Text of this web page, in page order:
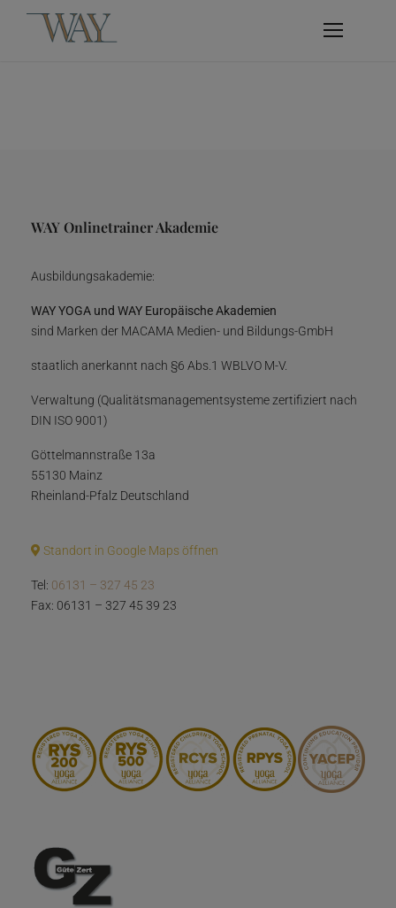
WAY Onlinetrainer Akademie
Ausbildungsakademie:
WAY YOGA und WAY Europäische Akademien
sind Marken der MACAMA Medien- und Bildungs-GmbH
staatlich anerkannt nach §6 Abs.1 WBLVO M-V.
Verwaltung (Qualitätsmanagementsysteme zertifiziert nach
DIN ISO 9001)
Göttelmannstraße 13a
55130 Mainz
Rheinland-Pfalz Deutschland
Standort in Google Maps öffnen
Tel: 06131 – 327 45 23
Fax: 06131 – 327 45 39 23